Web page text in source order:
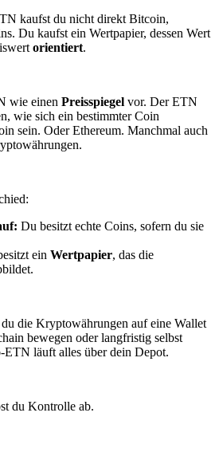
kaufst du nicht direkt Bitcoin,
Du kaufst ein Wertpapier, dessen Wert
orientiert.
wie einen Preisspiegel vor. Der ETN
wie sich ein bestimmter Coin
sein. Oder Ethereum. Manchmal auch
Du besitzt echte Coins, sofern du sie
ein Wertpapier, das die
die Kryptowährungen auf eine Wallet
bewegen oder langfristig selbst
läuft alles über dein Depot.
du Kontrolle ab.